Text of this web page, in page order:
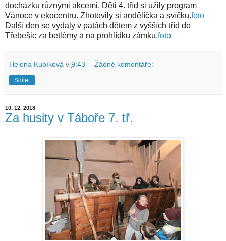
docházku různými akcemi. Děti 4. tříd si užily program
Vánoce v ekocentru. Zhotovily si andělíčka a svíčku.foto
Další den se vydaly v patách dětem z vyšších tříd do
Třebešic za betlémy a na prohlídku zámku.foto
Helena Kubíková v 9:43 Žádné komentáře:
Sdílet
10. 12. 2018
Za husity v Táboře 7. tř.